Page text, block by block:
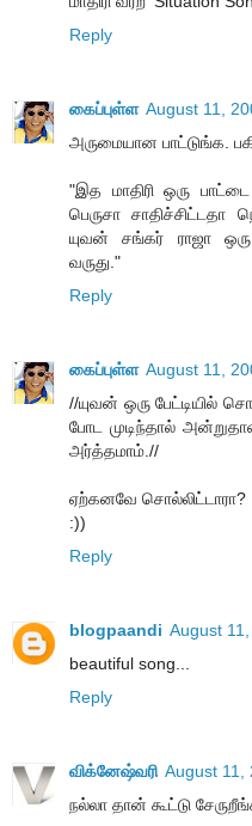
Reply
கைப்புள்ள August 11,
அருமையான பாட்டுங்க.
"இத மாதிரி ஒரு
பெருசா சாதிச்சிட்டதா
யுவன் சங்கர் ராஜா ஒரு
வருது."
Reply
கைப்புள்ள August 11,
//யுவன் ஒரு பேட்டியில்
போட முடிந்தால்
அர்த்தமாம்.//
ஏற்கனவே சொல்லிட்டாரா?
:))
Reply
blogpaandi August
beautiful song...
Reply
விக்னேஷ்வரி August 11,
நல்லா தான் கூட்டு